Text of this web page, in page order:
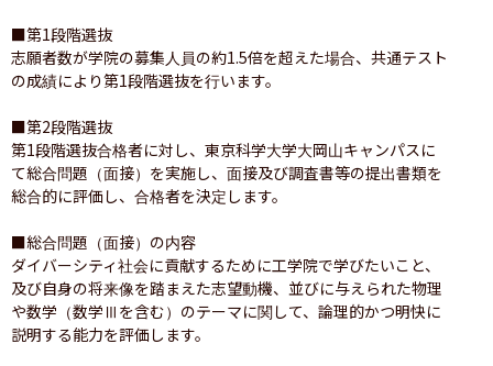
■第1段階選抜
志願者数が学院の募集人員の約1.5倍を超えた場合、共通テスト
の成績により第1段階選抜を行います。
■第2段階選抜
第1段階選抜合格者に対し、東京科学大学大岡山キャンパスに
て総合問題（面接）を実施し、面接及び調査書等の提出書類を
総合的に評価し、合格者を決定します。
■総合問題（面接）の内容
ダイバーシティ社会に貢献するために工学院で学びたいこと、
及び自身の将来像を踏まえた志望動機、並びに与えられた物理
や数学（数学Ⅲを含む）のテーマに関して、論理的かつ明快に
説明する能力を評価します。